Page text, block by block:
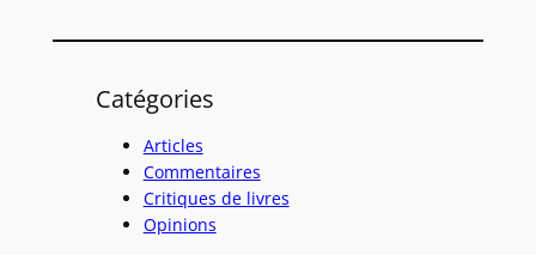
c
Catégories
Articles
Commentaires
Critiques de livres
Opinions